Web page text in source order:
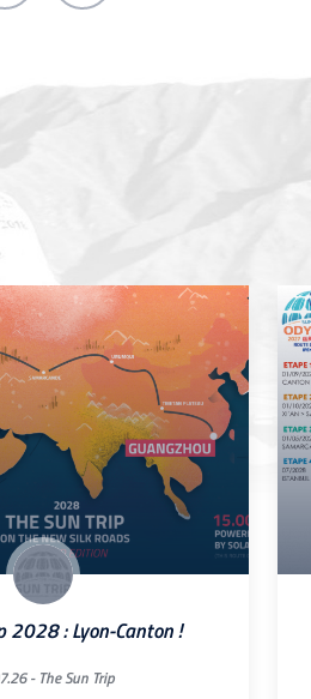
2028 : Lyon-Canton !
-The Sun Trip